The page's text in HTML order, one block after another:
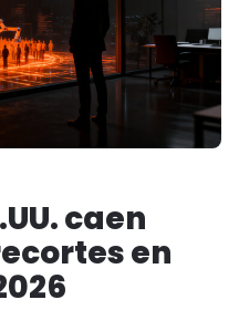
caen
en